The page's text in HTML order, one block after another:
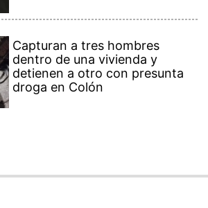
Capturan a tres hombres
dentro de una vivienda y
detienen a otro con presunta
droga en Colón